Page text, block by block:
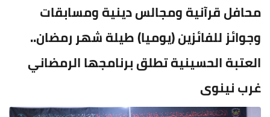
محافل قرآنية ومجالس دينية ومسابقات
وجوائز للفائزين (يوميا) طيلة شهر رمضان..
العتبة الحسينية تطلق برنامجها الرمضاني
غرب نينوى